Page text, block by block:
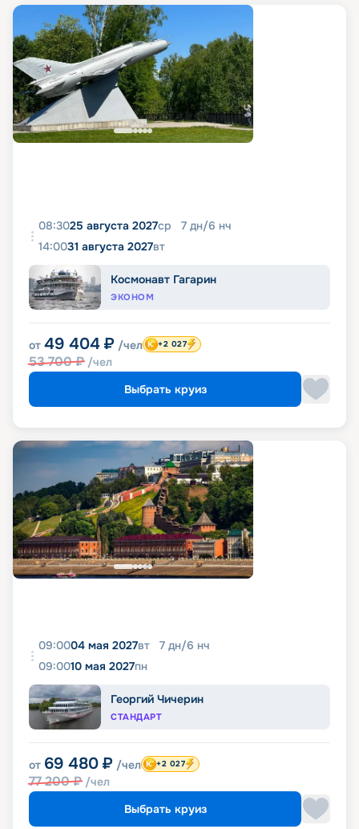
08:3025 августа 2027ср 7 дн/6 нч
14:0031 августа 2027вт
Космонавт Гагарин
ЭКОНОМ
от 49 404 ₽ /чел
53 700₽ /чел
+2 027
Выбрать круиз
09:0004 мая 2027вт 7 дн/6 нч
09:0010 мая 2027пн
Георгий Чичерин
СТАНДАРТ
от 69 480 ₽ /чел
77 200₽ /чел
+2 027
Выбрать круиз